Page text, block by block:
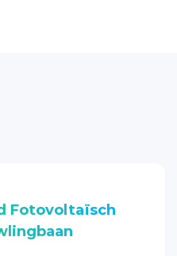
Fotovoltaïsch
(Kust)